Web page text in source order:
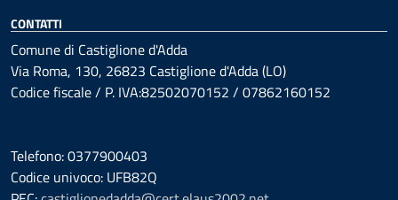
CONTATTI
Comune di Castiglione d'Adda
Via Roma, 130, 26823 Castiglione d'Adda (LO)
Codice fiscale / P. IVA:82502070152 / 07862160152
Telefono: 0377900403
Codice univoco: UFB82Q